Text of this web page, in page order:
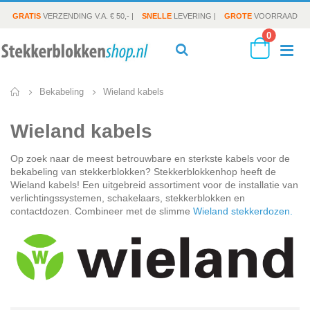
GRATIS VERZENDING V.A. € 50,- | SNELLE LEVERING | GROTE VOORRAAD
Cart
0
Bekabeling Wieland kabels
Wieland kabels
Op zoek naar de meest betrouwbare en sterkste kabels voor de
bekabeling van stekkerblokken? Stekkerblokkenhop heeft de
Wieland kabels! Een uitgebreid assortiment voor de installatie van
verlichtingssystemen, schakelaars, stekkerblokken en
contactdozen. Combineer met de slimme Wieland stekkerdozen.